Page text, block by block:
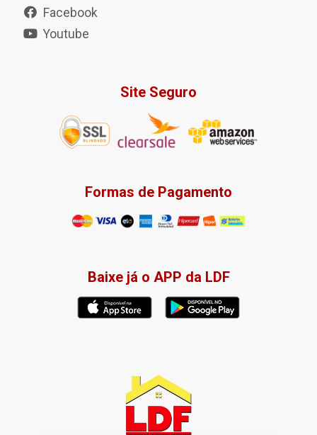
Facebook
Youtube
Site Seguro
Formas de Pagamento
Baixe já o APP da LDF